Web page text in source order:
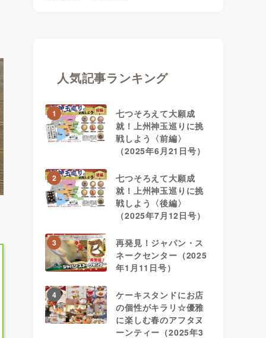
人気記事ランキング
1
七つそろえて大願成
就！上州神玉巡りに挑
戦しよう〈前編〉
（2025年6月21日号）
2
七つそろえて大願成
就！上州神玉巡りに挑
戦しよう〈後編〉
（2025年7月12日号）
3
再発見！ジャパン・ス
ネークセンター（2025
年1月11日号）
4
ケーキスタンドにお店
の個性がキラリ☆優雅
に楽しむ春のアフタヌ
ーンティー（2025年3